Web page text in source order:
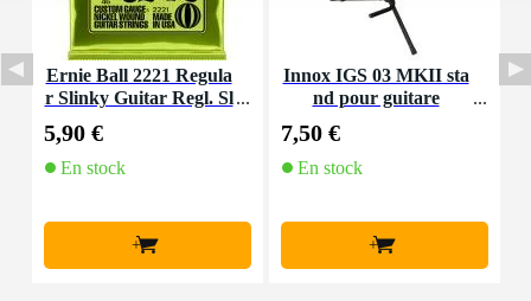
Ernie Ball 2221 Regula
r Slinky Guitar Regl. Sl
de cordes
5,90 €
En stock
+
Innox IGS 03 MKII sta
nd pour guitare
7,50 €
En stock
+